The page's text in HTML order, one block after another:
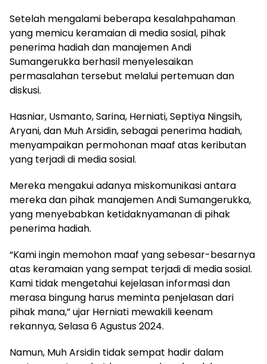
Setelah mengalami beberapa kesalahpahaman
yang memicu keramaian di media sosial, pihak
penerima hadiah dan manajemen Andi
Sumangerukka berhasil menyelesaikan
permasalahan tersebut melalui pertemuan dan
diskusi.
Hasniar, Usmanto, Sarina, Herniati, Septiya Ningsih,
Aryani, dan Muh Arsidin, sebagai penerima hadiah,
menyampaikan permohonan maaf atas keributan
yang terjadi di media sosial.
Mereka mengakui adanya miskomunikasi antara
mereka dan pihak manajemen Andi Sumangerukka,
yang menyebabkan ketidaknyamanan di pihak
penerima hadiah.
“Kami ingin memohon maaf yang sebesar-besarnya
atas keramaian yang sempat terjadi di media sosial.
Kami tidak mengetahui kejelasan informasi dan
merasa bingung harus meminta penjelasan dari
pihak mana,” ujar Herniati mewakili keenam
rekannya, Selasa 6 Agustus 2024.
Namun, Muh Arsidin tidak sempat hadir dalam